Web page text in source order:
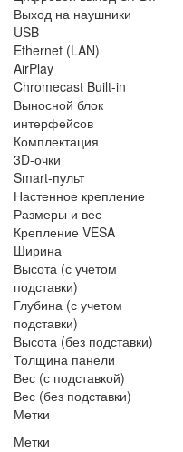
Выход на наушники
USB
Ethernet (LAN)
AirPlay
Chromecast Built-in
Выносной блок
интерфейсов
Комплектация
3D-очки
Smart-пульт
Настенное крепление
Размеры и вес
Крепление VESA
Ширина
Высота (с учетом
подставки)
Глубина (с учетом
подставки)
Высота (без подставки)
Толщина панели
Вес (с подставкой)
Вес (без подставки)
Метки
Метки